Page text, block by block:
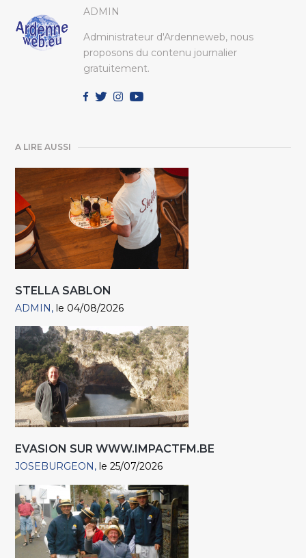
ADMIN
Administrateur d'Ardenneweb, nous
proposons du contenu journalier
gratuitement.
A LIRE AUSSI
STELLA SABLON
ADMIN le 04/08/2026
EVASION SUR WWW.IMPACTFM.BE
JOSEBURGEON le 25/07/2026